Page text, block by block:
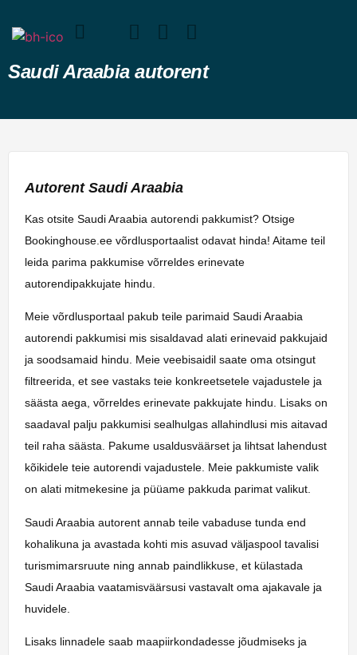
Saudi Araabia autorent
Autorent Saudi Araabia
Kas otsite Saudi Araabia autorendi pakkumist? Otsige
Bookinghouse.ee võrdlusportaalist odavat hinda! Aitame teil
leida parima pakkumise võrreldes erinevate
autorendipakkujate hindu.
Meie võrdlusportaal pakub teile parimaid Saudi Araabia
autorendi pakkumisi mis sisaldavad alati erinevaid pakkujaid
ja soodsamaid hindu. Meie veebisaidil saate oma otsingut
filtreerida, et see vastaks teie konkreetsetele vajadustele ja
säästa aega, võrreldes erinevate pakkujate hindu. Lisaks on
saadaval palju pakkumisi sealhulgas allahindlusi mis aitavad
teil raha säästa. Pakume usaldusväärset ja lihtsat lahendust
kõikidele teie autorendi vajadustele. Meie pakkumiste valik
on alati mitmekesine ja püüame pakkuda parimat valikut.
Saudi Araabia autorent annab teile vabaduse tunda end
kohalikuna ja avastada kohti mis asuvad väljaspool tavalisi
turismimarsruute ning annab paindlikkuse, et külastada
Saudi Araabia vaatamisväärsusi vastavalt oma ajakavale ja
huvidele.
Lisaks linnadele saab maapiirkondadesse jõudmiseks ja